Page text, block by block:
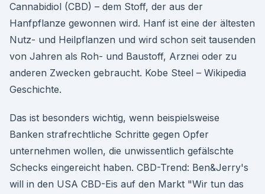
Cannabidiol (CBD) – dem Stoff, der aus der
Hanfpflanze gewon­nen wird. Hanf ist eine der ältesten
Nutz- und Heilpflanzen und wird schon seit tausenden
von Jahren als Roh- und Baustoff, Arznei oder zu
anderen Zwecken gebraucht. Kobe Steel – Wikipedia
Geschichte.
Das ist besonders wichtig, wenn beispielsweise
Banken strafrechtliche Schritte gegen Opfer
unternehmen wollen, die unwissentlich gefälschte
Schecks eingereicht haben. CBD-Trend: Ben&Jerry's
will in den USA CBD-Eis auf den Markt "Wir tun das